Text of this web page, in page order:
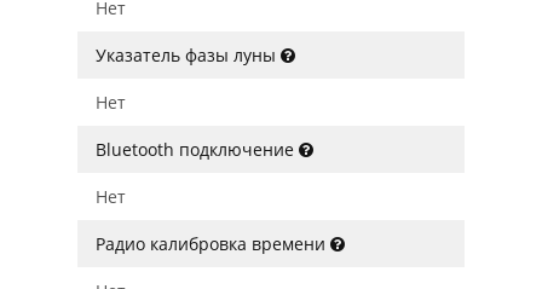
Нет
Указатель фазы луны
Нет
Bluetooth подключение
Нет
Радио калибровка времени